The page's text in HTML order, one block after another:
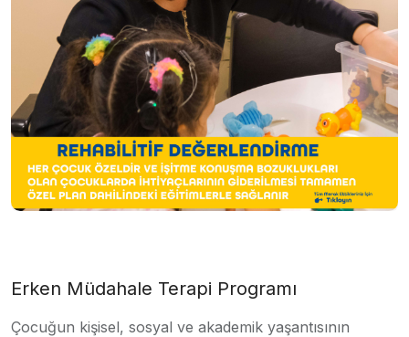
Erken Müdahale Terapi Programı
Çocuğun kişisel, sosyal ve akademik yaşantısının